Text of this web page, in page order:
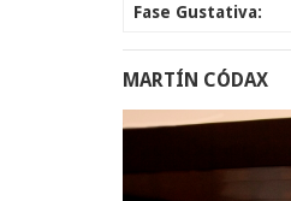
Fase Gustativa:
MARTÍN CÓDAX